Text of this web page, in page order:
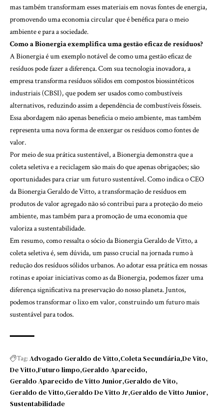
mas também transformam esses materiais em novas fontes de energia,
promovendo uma economia circular que é benéfica para o meio
ambiente e para a sociedade.
Como a Bionergia exemplifica uma gestão eficaz de resíduos?
A Bionergia é um exemplo notável de como uma gestão eficaz de
resíduos pode fazer a diferença. Com sua tecnologia inovadora, a
empresa transforma resíduos sólidos em compostos biossintéticos
industriais (CBSI), que podem ser usados como combustíveis
alternativos, reduzindo assim a dependência de combustíveis fósseis.
Essa abordagem não apenas beneficia o meio ambiente, mas também
representa uma nova forma de enxergar os resíduos como fontes de
valor.
Por meio de sua prática sustentável, a Bionergia demonstra que a
coleta seletiva e a reciclagem são mais do que apenas obrigações; são
oportunidades para criar um futuro sustentável. Como indica o CEO
da Bionergia Geraldo de Vitto, a transformação de resíduos em
produtos de valor agregado não só contribui para a proteção do meio
ambiente, mas também para a promoção de uma economia que
valoriza a sustentabilidade.
Em resumo, como ressalta o sócio da Bionergia Geraldo de Vitto, a
coleta seletiva é, sem dúvida, um passo crucial na jornada rumo à
redução dos resíduos sólidos urbanos. Ao adotar essa prática em nossas
rotinas e apoiar iniciativas como as da Bionergia, podemos fazer uma
diferença significativa na preservação do nosso planeta. Juntos,
podemos transformar o lixo em valor, construindo um futuro mais
sustentável para todos.
Tag:Advogado Geraldo de Vitto Coleta Secundária De Vito
De Vitto Futuro limpo Geraldo Aparecido
Geraldo Aparecido de Vitto Junior Geraldo de Vito
Geraldo de Vitto Geraldo De Vitto Jr Geraldo de Vitto Junior
Sustentabilidade